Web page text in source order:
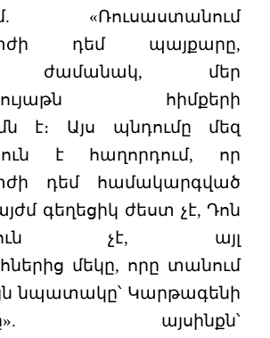
«Ռուսաստանում
դեմ պայքարը,
ժամանակ, մեր
հիմքերի
է։ Այս պնդումը մեզ
է հաղորդում, որ
դեմ համակարգված
գեղեցիկ ժեստ չէ, Դոն
չէ, այլ
մեկը, որը տանում
նպատակը՝ Կարթագենի
այսինքն՝